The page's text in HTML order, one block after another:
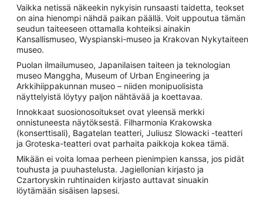
Vaikka netissä näkeekin nykyisin runsaasti taidetta, teokset
on aina hienompi nähdä paikan päällä. Voit uppoutua tämän
seudun taiteeseen ottamalla kohteiksi ainakin
Kansallismuseo, Wyspianski-museo ja Krakovan Nykytaiteen
museo.
Puolan ilmailumuseo, Japanilaisen taiteen ja teknologian
museo Manggha, Museum of Urban Engineering ja
Arkkihiippakunnan museo – niiden monipuolisista
näyttelyistä löytyy paljon nähtävää ja koettavaa.
Innokkaat suosionosoitukset ovat yleensä merkki
onnistuneesta näytöksestä. Filharmonia Krakowska
(konserttisali), Bagatelan teatteri, Juliusz Slowacki -teatteri
ja Groteska-teatteri ovat parhaita paikkoja kokea tämä.
Mikään ei voita lomaa perheen pienimpien kanssa, jos pidät
touhusta ja puuhastelusta. Jagiellonian kirjasto ja
Czartoryskin ruhtinaiden kirjasto auttavat sinuakin
löytämään sisäisen lapsesi.